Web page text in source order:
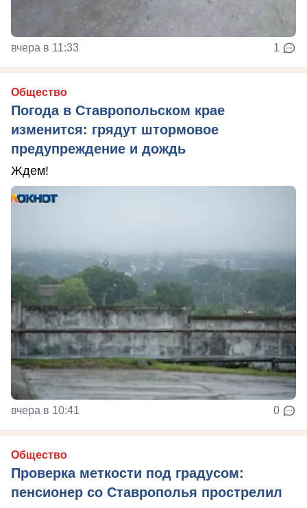
вчера в 11:33 1
Общество
Погода в Ставропольском крае
изменится: грядут штормовое
предупреждение и дождь
Ждем!
вчера в 10:41 0
Общество
Проверка меткости под градусом:
пенсионер со Ставрополья прострелил